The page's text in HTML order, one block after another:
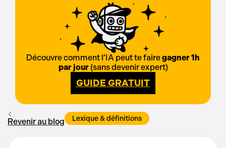
Revenir au blog Lexique & définitions
Découvre comment l’IA peut te fairegagner 1h
par jour(sans devenir expert)
GUIDE GRATUIT